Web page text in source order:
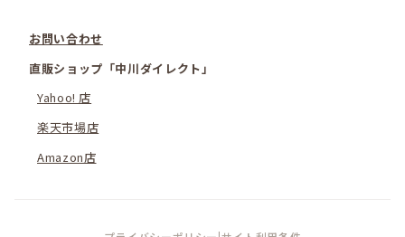
お問い合わせ
直販ショップ「中川ダイレクト」
Yahoo! 店
楽天市場店
Amazon店